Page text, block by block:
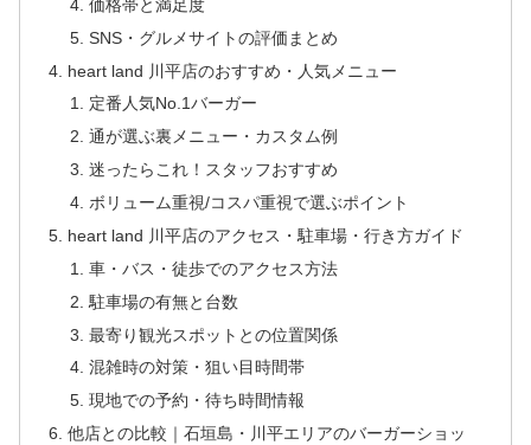
価格帯と満足度
SNS・グルメサイトの評価まとめ
heart land 川平店のおすすめ・人気メニュー
定番人気No.1バーガー
通が選ぶ裏メニュー・カスタム例
迷ったらこれ！スタッフおすすめ
ボリューム重視/コスパ重視で選ぶポイント
heart land 川平店のアクセス・駐車場・行き方ガイド
車・バス・徒歩でのアクセス方法
駐車場の有無と台数
最寄り観光スポットとの位置関係
混雑時の対策・狙い目時間帯
現地での予約・待ち時間情報
他店との比較｜石垣島・川平エリアのバーガーショッ